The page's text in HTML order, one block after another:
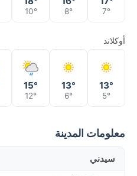
7°
8°
10°
أوكلاند
13°
5°
13°
6°
15°
12°
معلومات المدينة
سيدني